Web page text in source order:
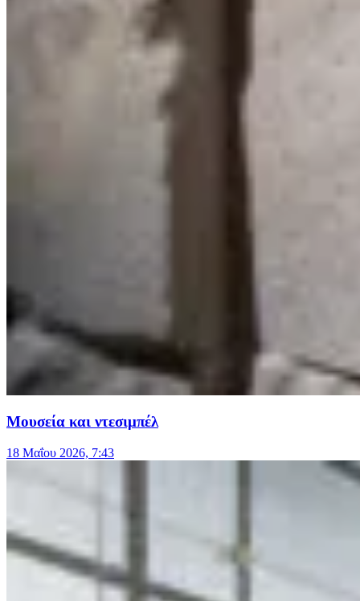
Μουσεία και ντεσιμπέλ
18 Μαΐου 2026, 7:43